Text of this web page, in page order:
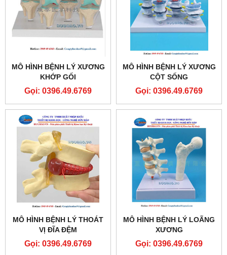
MÔ HÌNH BỆNH LÝ XƯƠNG
KHỚP GỐI
Gọi: 0396.49.6769
MÔ HÌNH BỆNH LÝ XƯƠNG
CỘT SỐNG
Gọi: 0396.49.6769
MÔ HÌNH BỆNH LÝ THOÁT
VỊ ĐĨA ĐỆM
Gọi: 0396.49.6769
MÔ HÌNH BỆNH LÝ LOÃNG
XƯƠNG
Gọi: 0396.49.6769